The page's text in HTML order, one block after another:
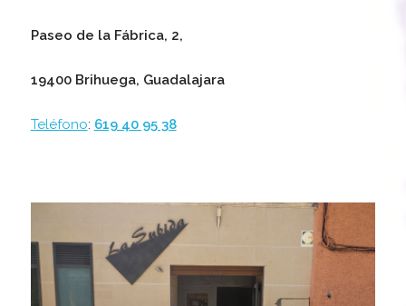
Paseo de la Fábrica, 2,
19400 Brihuega, Guadalajara
Teléfono: 619 40 95 38